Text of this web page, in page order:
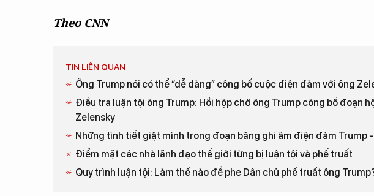
Theo CNN
TIN LIÊN QUAN
Ông Trump nói có thể “dễ dàng” công bố cuộc điện đàm với ông
Điều tra luận tội ông Trump: Hồi hộp chờ ông Trump công bố đoạn
Zelensky
Những tình tiết giật mình trong đoạn băng ghi âm điện đàm Trump
Điểm mặt các nhà lãnh đạo thế giới từng bị luận tội và phế truất
Quy trình luận tội: Làm thế nào để phe Dân chủ phế truất ông